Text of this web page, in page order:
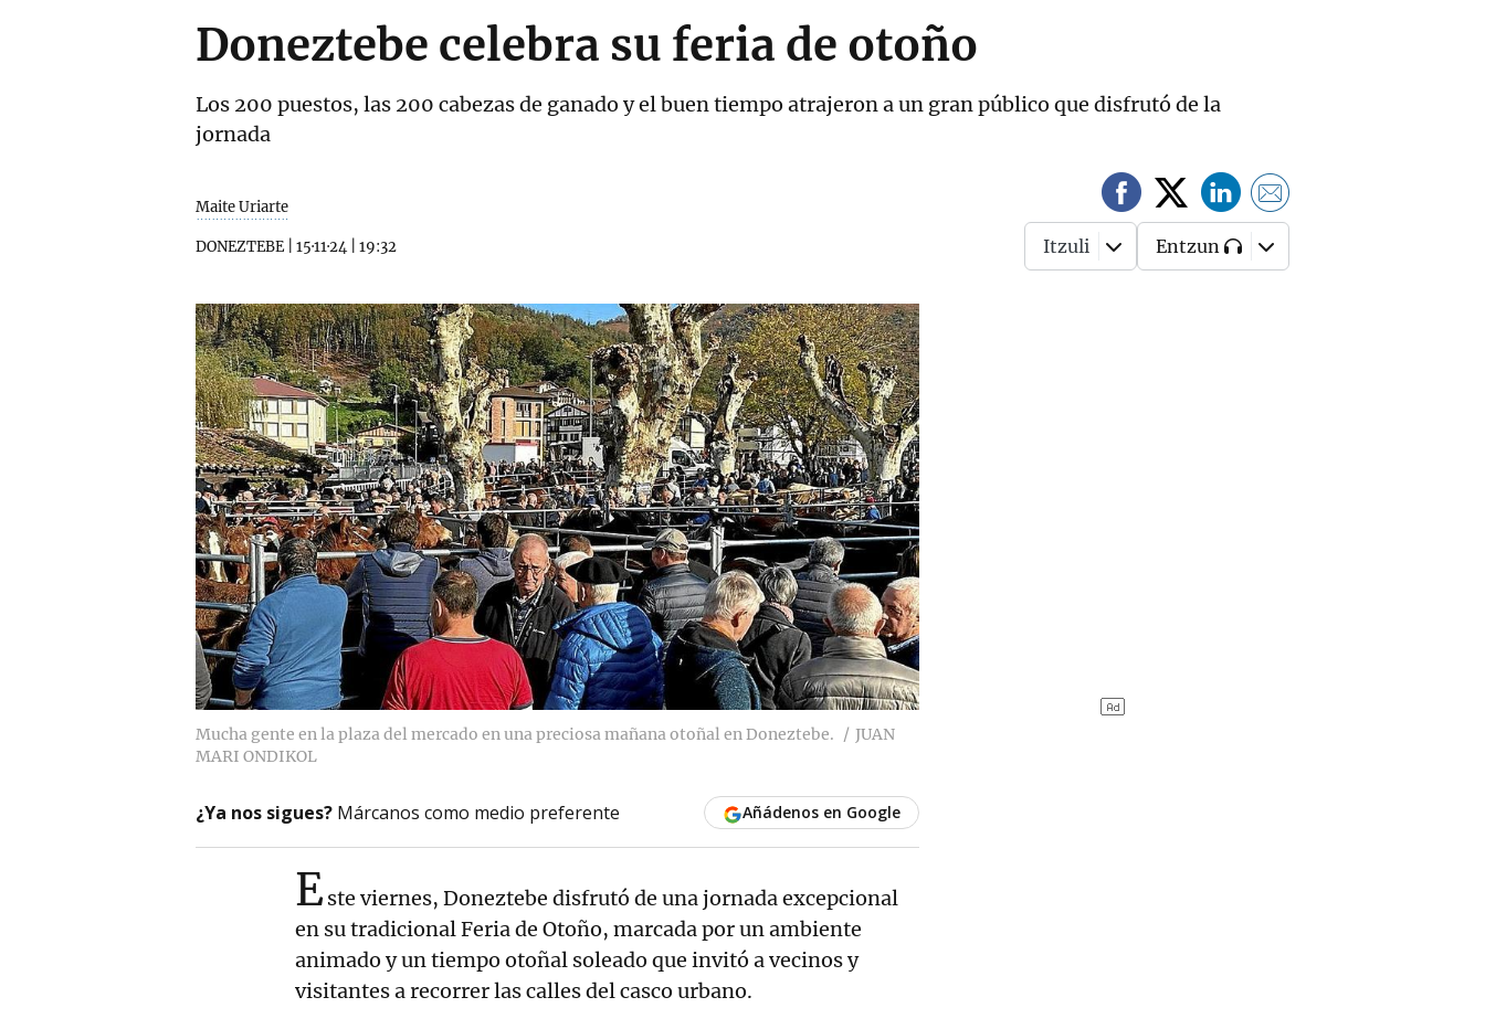
Doneztebe celebra su feria de otoño
Los 200 puestos, las 200 cabezas de ganado y el buen tiempo atrajeron a un gran público que disfrutó de la
jornada
Maite Uriarte
DONEZTEBE 15·11·24 19:32 Itzuli Entzun
Mucha gente en la plaza del mercado en una preciosa mañana otoñal en Doneztebe.
JUAN
MARI ONDIKOL
¿Ya nos sigues? Márcanos como medio preferente Añádenos en Google
Este viernes, Doneztebe disfrutó de una jornada excepcional
en su tradicional Feria de Otoño, marcada por un ambiente
animado y un tiempo otoñal soleado que invitó a vecinos y
visitantes a recorrer las calles del casco urbano.